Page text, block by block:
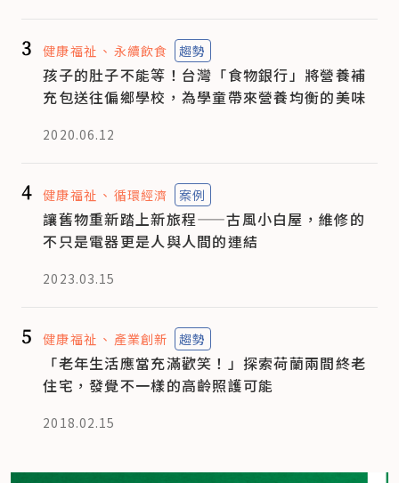
3 健康福祉 永續飲食 趨勢
孩子的肚子不能等！台灣「食物銀行」將營養補
充包送往偏鄉學校，為學童帶來營養均衡的美味
2020.06.12
4 健康福祉 循環經濟 案例
讓舊物重新踏上新旅程——古風小白屋，維修的
不只是電器更是人與人間的連結
2023.03.15
5 健康福祉 產業創新 趨勢
「老年生活應當充滿歡笑！」探索荷蘭兩間終老
住宅，發覺不一樣的高齡照護可能
2018.02.15